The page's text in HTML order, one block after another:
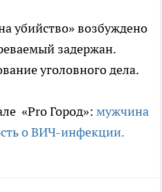
убийство» возбуждено
задержан.
уголовного дела.
«Pro Город»: мужчина
о ВИЧ-инфекции.